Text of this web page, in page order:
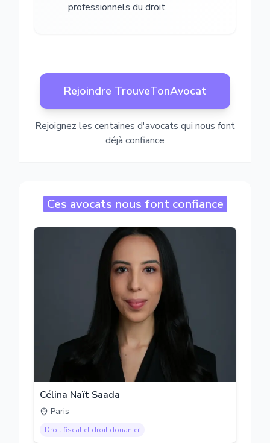
professionnels du droit
Rejoindre TrouveTonAvocat
Rejoignez les centaines d'avocats qui nous font
déjà confiance
Ces avocats nous font confiance
Célina Naït Saada
Paris
Droit fiscal et droit douanier